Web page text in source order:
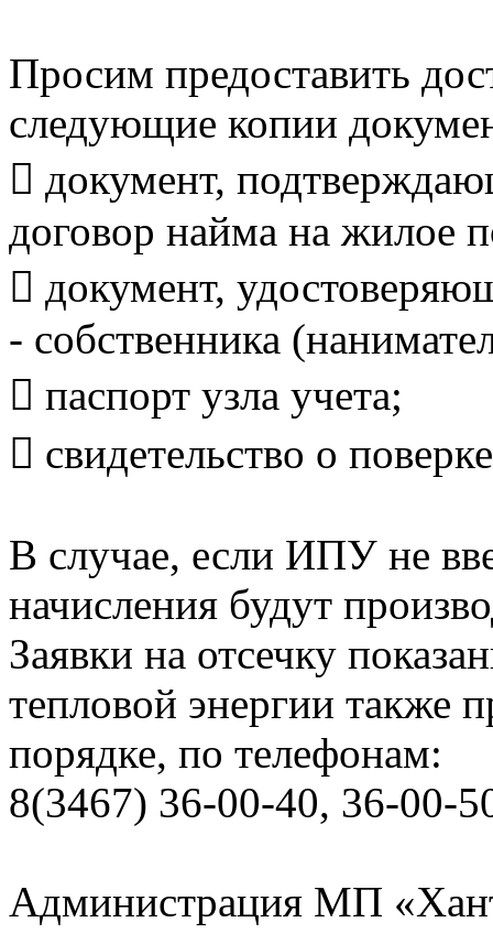
Просим предоставить
следующие копии
 документ,
договор найма на жилое
 документ,
- собственника
 паспорт узла учета;
 свидетельство о
В случае, если ИПУ не
начисления будут
Заявки на отсечку
тепловой энергии также
порядке, по телефонам:
8(3467) 36-00-40, 36-00-
Администрация МП